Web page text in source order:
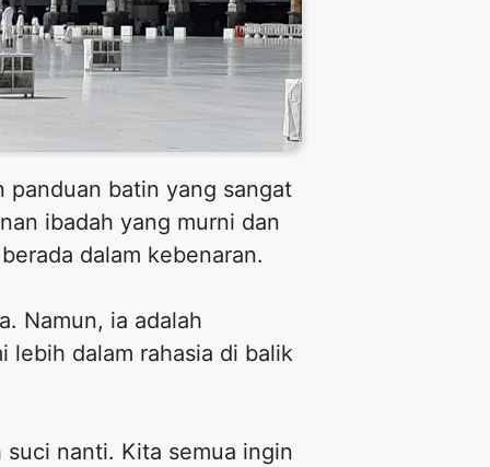
panduan batin yang sangat
ibadah yang murni dan
dalam kebenaran.
Namun, ia adalah
lebih dalam rahasia di balik
nanti. Kita semua ingin